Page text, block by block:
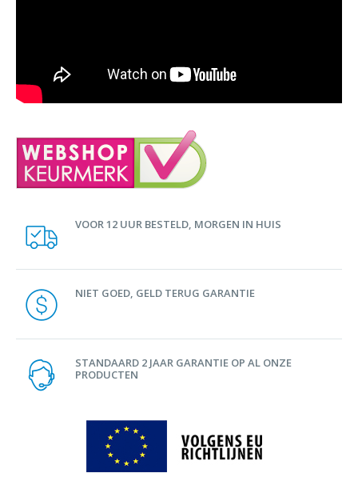
VOOR 12 UUR BESTELD, MORGEN IN HUIS
NIET GOED, GELD TERUG GARANTIE
STANDAARD 2 JAAR GARANTIE OP AL ONZE
PRODUCTEN